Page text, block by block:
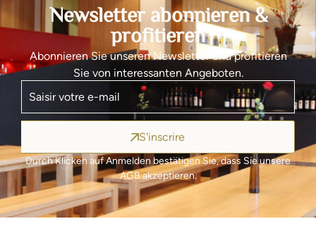
Newsletter abonnieren &
profitieren
Abonnieren Sie unseren Newsletter und profitieren
Sie von interessanten Angeboten.
S'inscrire
Durch Klicken auf Anmelden bestätigen Sie, dass Sie unsere
AGB akzeptieren.